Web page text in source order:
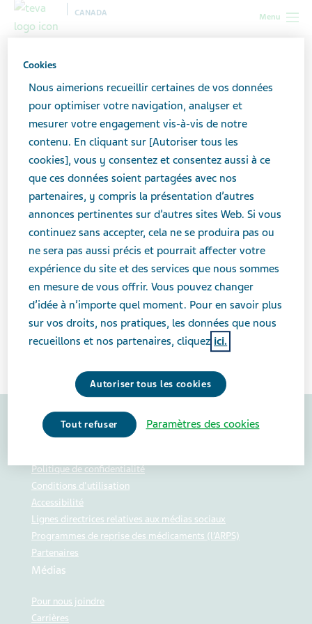
Menu
CANADA
Renseignements importants
concernant les timbres à la
nicotine
MAI 17, 2024
NOUVELLES
Cliquez ici pour voir le document
Politiques et procédures
Politique de confidentialité
Conditions d'utilisation
Accessibilité
Lignes directrices relatives aux médias sociaux
Programmes de reprise des médicaments (l’ARPS)
Partenaires
Médias
Pour nous joindre
Carrières
Cookies
Nous aimerions recueillir certaines de vos données
pour optimiser votre navigation, analyser et
mesurer votre engagement vis-à-vis de notre
contenu. En cliquant sur [Autoriser tous les
cookies], vous y consentez et consentez aussi à ce
que ces données soient partagées avec nos
partenaires, y compris la présentation d’autres
annonces pertinentes sur d’autres sites Web. Si vous
continuez sans accepter, cela ne se produira pas ou
ne sera pas aussi précis et pourrait affecter votre
expérience du site et des services que nous sommes
en mesure de vous offrir. Vous pouvez changer
d’idée à n’importe quel moment. Pour en savoir plus
sur vos droits, nos pratiques, les données que nous
recueillons et nos partenaires, cliquez ici.
Autoriser tous les cookies
Tout refuser Paramètres des cookies